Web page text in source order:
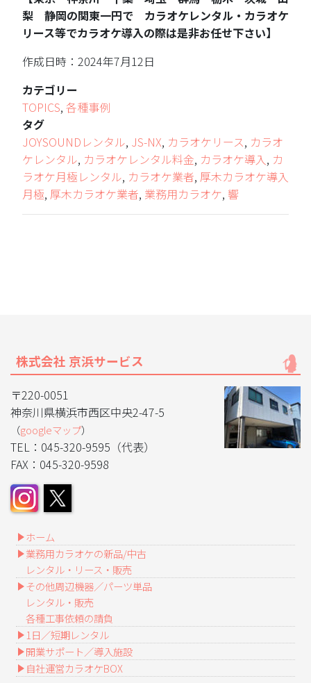
梨 静岡の関東一円で カラオケレンタル・カラオケ
リース等でカラオケ導入の際は是非お任せ下さい】
作成日時：2024年7月12日
カテゴリー
TOPICS, 各種事例
タグ
JOYSOUNDレンタル, JS-NX, カラオケリース, カラオ
ケレンタル, カラオケレンタル料金, カラオケ導入, カ
ラオケ月極レンタル, カラオケ業者, 厚木カラオケ導入
月極, 厚木カラオケ業者, 業務用カラオケ, 響
株式会社 京浜サービス
〒220-0051
神奈川県横浜市西区中央2-47-5
（googleマップ）
TEL：045-320-9595（代表）
FAX：045-320-9598
ホーム
業務用カラオケの新品/中古
レンタル・リース・販売
その他周辺機器／パーツ単品
レンタル・販売
各種工事依頼の請負
1日／短期レンタル
開業サポート／導入施設
自社運営カラオケBOX